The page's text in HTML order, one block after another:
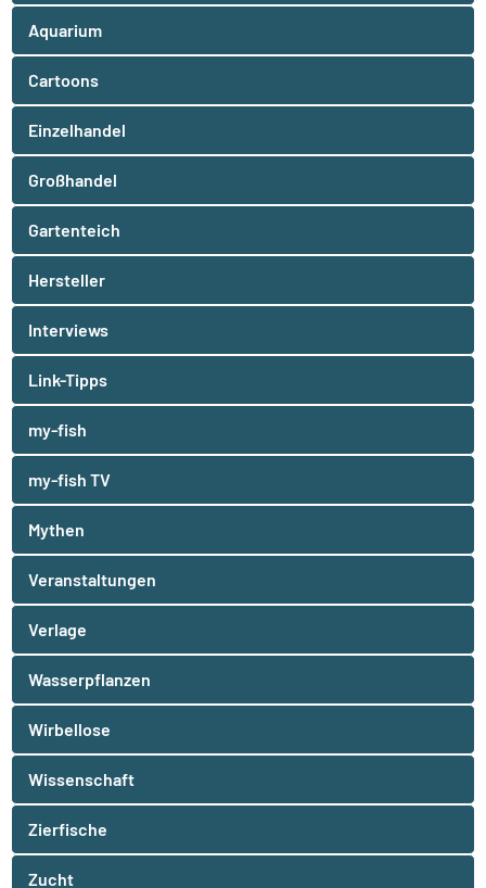
Aquarium
Cartoons
Einzelhandel
Großhandel
Gartenteich
Hersteller
Interviews
Link-Tipps
my-fish
my-fish TV
Mythen
Veranstaltungen
Verlage
Wasserpflanzen
Wirbellose
Wissenschaft
Zierfische
Zucht